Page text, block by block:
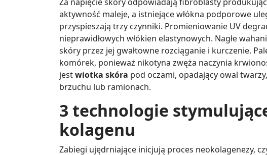
aktywność maleje, a istniejące włókna podporowe
przyspieszają trzy czynniki. Promieniowanie UV
nieprawidłowych włókien elastynowych. Nagłe
skóry przez jej gwałtowne rozciąganie i kurczenie.
komórek, ponieważ nikotyna zwęża naczynia
jestwiotka skóra pod oczami, opadający owal
brzuchu lub ramionach.
3 technologie
kolagenu
Zabiegi ujędrniające inicjują proces neokolagenezy,